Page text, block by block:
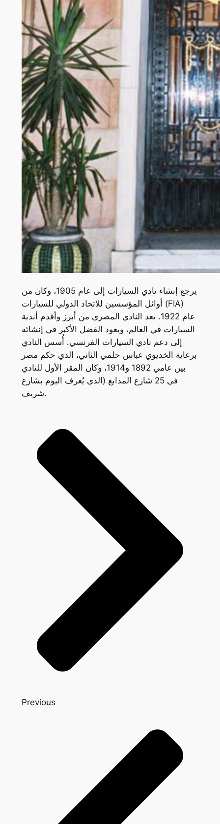
يرجع إنشاء نادي السيارات إلى عام 1905، وكان من
أوائل المؤسسين للاتحاد الدولي للسيارات (FIA)
عام 1922. يعد النادي المصري من أبرز وأقدم أندية
السيارات في العالم، ويعود الفضل الأكبر في إنشائه
إلى دعم نادي السيارات الفرنسي. أُسس النادي
برعاية الخديوي عباس حلمي الثاني، الذي حكم مصر
بين عامي 1892 و1914، وكان المقر الأول للنادي
في 25 شارع المدابغ (الذي يُعرف اليوم بشارع
شريف.
Previous